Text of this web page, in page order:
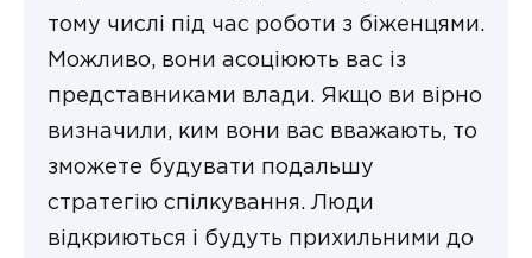
тому числі під час роботи з біженцями.
Можливо, вони асоціюють вас із
представниками влади. Якщо ви вірно
визначили, ким вони вас вважають, то
зможете будувати подальшу
стратегію спілкування. Люди
відкриються і будуть прихильними до